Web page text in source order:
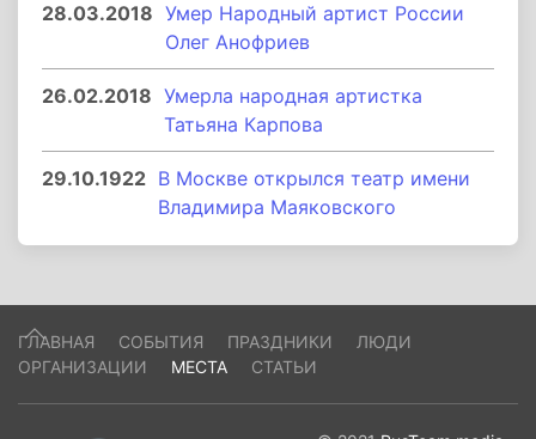
28.03.2018 Умер Народный артист России
Олег Анофриев
26.02.2018 Умерла народная артистка
Татьяна Карпова
29.10.1922 В Москве открылся театр имени
Владимира Маяковского
ГЛАВНАЯ СОБЫТИЯ ПРАЗДНИКИ
ЛЮДИ
ОРГАНИЗАЦИИ
МЕСТА СТАТЬИ